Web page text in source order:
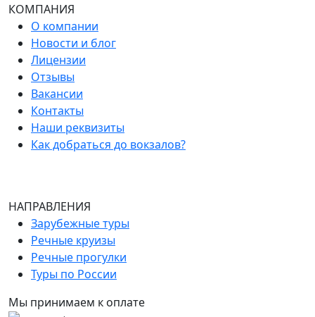
КОМПАНИЯ
О компании
Новости и блог
Лицензии
Отзывы
Вакансии
Контакты
Наши реквизиты
Как добраться до вокзалов?
НАПРАВЛЕНИЯ
Зарубежные туры
Речные круизы
Речные прогулки
Туры по России
Мы принимаем к оплате